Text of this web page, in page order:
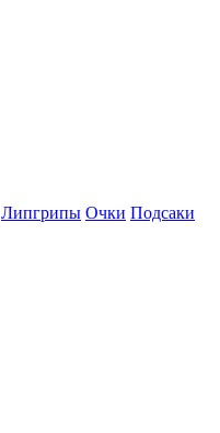
Липгрипы Очки Подсаки